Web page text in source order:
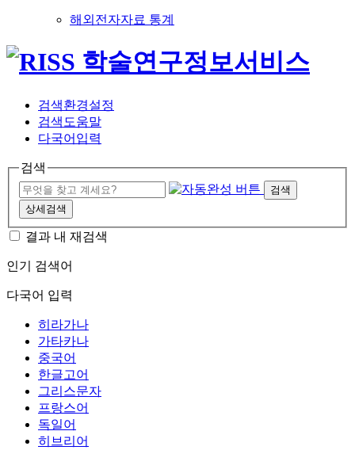
해외전자자료 통계
검색환경설정
검색도움말
다국어입력
검색
검색
상세검색
결과 내 재검색
인기 검색어
다국어 입력
히라가나
가타카나
중국어
한글고어
그리스문자
프랑스어
독일어
히브리어